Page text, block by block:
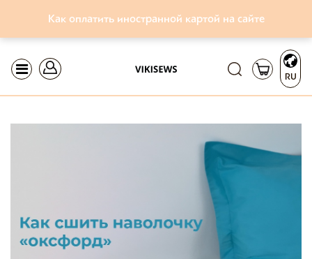
Как оплатить иностранной картой на сайте
RU